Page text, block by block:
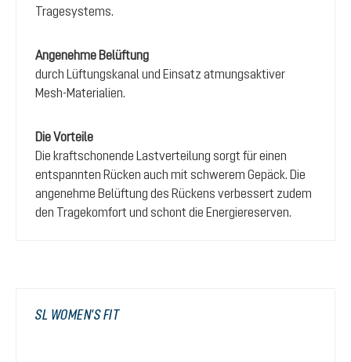
Tragesystems.
Angenehme Belüftung
durch Lüftungskanal und Einsatz atmungsaktiver
Mesh-Materialien.
Die Vorteile
Die kraftschonende Lastverteilung sorgt für einen
entspannten Rücken auch mit schwerem Gepäck. Die
angenehme Belüftung des Rückens verbessert zudem
den Tragekomfort und schont die Energiereserven.
SL WOMEN'S FIT